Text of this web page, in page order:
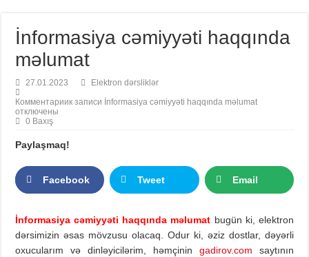
İnformasiya cəmiyyəti haqqında
məlumat
27.01.2023
Elektron dərsliklər
Комментариик записи İnformasiya cəmiyyəti haqqında məlumat
отключены
0 Baxış
Paylaşmaq!
Facebook Tweet Email
İnformasiya cəmiyyəti haqqında məlumat bugün ki, elektron
dərsimizin əsas mövzusu olacaq. Odur ki, əziz dostlar, dəyərli
oxucularım və dinləyicilərim, həmçinin gadirov.com saytının